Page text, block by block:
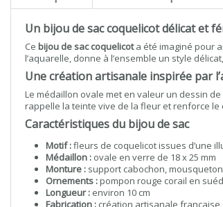
Un bijou de sac coquelicot délicat et
Ce bijou de sac coquelicota été imaginé pour
l’aquarelle, donne à l’ensemble un style
Une création artisanale inspirée par
Le médaillon ovale met en valeur un dessin
rappelle la teinte vive de la fleur et renforce
Caractéristiques du bijou de sac
Motif :fleurs de coquelicot issues d’une
Médaillon : ovale en verre de 18 x 25 mm
Monture : support cabochon,
Ornements :pompon rouge corail en
Longueur : environ 10 cm
Fabrication : création artisanale française